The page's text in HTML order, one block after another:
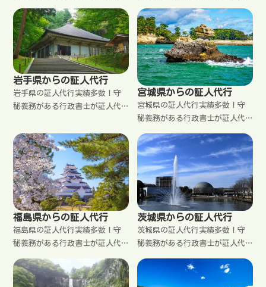
密厳守。郵送で完結。来所不
要。【札幌市】中央区 北区 東
区 白石区 豊平区 南区 西区 厚
別区 手稲区 清田区
密厳守。郵送で完結。来所不
要。【青森市 弘前市 八戸市 黒
石市 五所川原市 十和田市 三沢
市 むつ市 つがる市 平川市】
岩手県からの証人代行
岩手県の証人代行実績多数！守
秘義務がある行政書士が証人代
密厳守。郵送で完結。来所不
要。【盛岡市 宮古市 大船渡市
花巻市 北上市 久慈市 遠野市
一関市 陸前高田市 釜石市 二戸
市 八幡平市 奥州市 滝沢市】
宮城県からの証人代行
宮城県の証人代行実績多数！守
秘義務がある行政書士が証人代
密厳守。郵送で完結。来所不
要。仙台市 石巻市 塩竈市 気仙
沼市 白石市 名取市 角田市 多
賀城市 岩沼市 登米市 栗原市
東松島市 大崎市 富谷市
福島県からの証人代行
福島県の証人代行実績多数！守
秘義務がある行政書士が証人代
密厳守。郵送で完結。来所不
要。【福島市 会津若松市 郡山
茨城県からの証人代行
茨城県の証人代行実績多数！守
秘義務がある行政書士が証人代
密厳守。郵送で完結。来所不
要。【水戸市 日立市 土浦市 古